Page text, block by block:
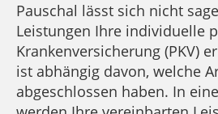
Pauschal lässt sich nicht
Leistungen Ihre individuelle
Krankenversicherung (PKV)
ist abhängig davon, welche
abgeschlossen haben. In